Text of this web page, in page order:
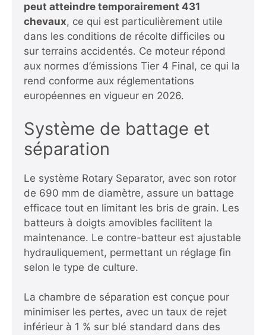
peut atteindre temporairement 431
chevaux, ce qui est particulièrement utile
dans les conditions de récolte difficiles ou
sur terrains accidentés. Ce moteur répond
aux normes d’émissions Tier 4 Final, ce qui la
rend conforme aux réglementations
européennes en vigueur en 2026.
Système de battage et
séparation
Le système Rotary Separator, avec son rotor
de 690 mm de diamètre, assure un battage
efficace tout en limitant les bris de grain. Les
batteurs à doigts amovibles facilitent la
maintenance. Le contre-batteur est ajustable
hydrauliquement, permettant un réglage fin
selon le type de culture.
La chambre de séparation est conçue pour
minimiser les pertes, avec un taux de rejet
inférieur à 1 % sur blé standard dans des